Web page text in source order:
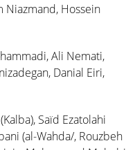
Niazmand, Hossein
Ali Nemati,
Danial Eiri,
Saïd Ezatolahi
(al-Wahda/, Rouzbeh